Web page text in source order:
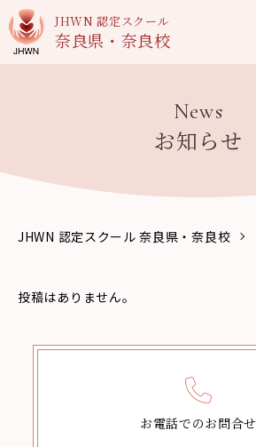
JHWN 認定スクール
奈良県・奈良校
News
お知らせ
JHWN 認定スクール 奈良県・奈良校
投稿はありません。
お電話でのお問合せ